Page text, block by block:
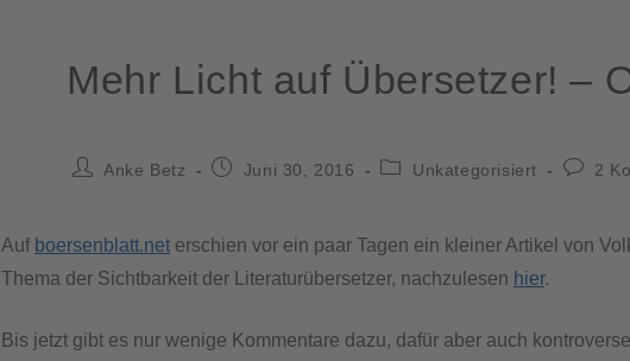
Mehr Licht auf Übersetzer! –
Anke Betz Juni 30, 2016 Unkategorisiert 2
Auf boersenblatt.net erschien vor ein paar Tagen ein kleiner Artikel von
Thema der Sichtbarkeit der Literaturübersetzer, nachzulesen hier.
Bis jetzt gibt es nur wenige Kommentare dazu, dafür aber auch